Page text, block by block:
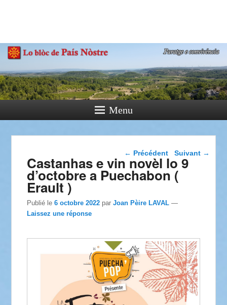
Paratge e Convivència
Menu
Navigation dans les
articles
← Précédent Suivant →
Castanhas e vin novèl lo 9
d’octobre a Puechabon (
Erault )
Publié le6 octobre 2022 parJoan Pèire LAVAL —
Laissez une réponse